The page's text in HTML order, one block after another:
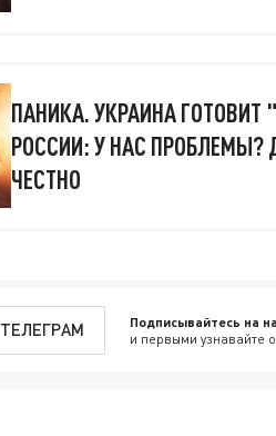
ПАНИКА. УКРАИНА
РОССИИ: У НАС ПРОБЛЕМЫ?
ЧЕСТНО
ТЕЛЕГРАМ Подписывайтесь на
и первыми узнавайте